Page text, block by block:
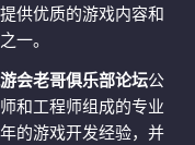
供优质的游戏内容和
一。
会老哥俱乐部论坛公
和工程师组成的专业
的游戏开发经验，并